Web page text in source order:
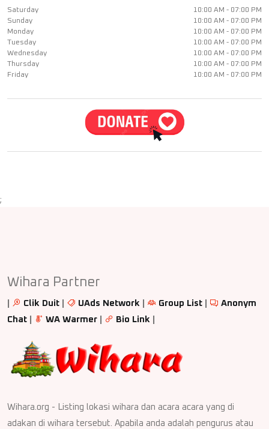
Saturday
10:00 AM - 07:00 PM
Sunday
10:00 AM - 07:00 PM
Monday
10:00 AM - 07:00 PM
Tuesday
10:00 AM - 07:00 PM
Wednesday
10:00 AM - 07:00 PM
Thursday
10:00 AM - 07:00 PM
Friday
10:00 AM - 07:00 PM
;
Wihara Partner
Clik Duit UAds Network Group List
Anonym
Chat
WA Warmer Bio Link
Wihara.org - Listing lokasi wihara dan acara acara yang di
adakan di wihara tersebut. Apabila anda adalah pengurus atau